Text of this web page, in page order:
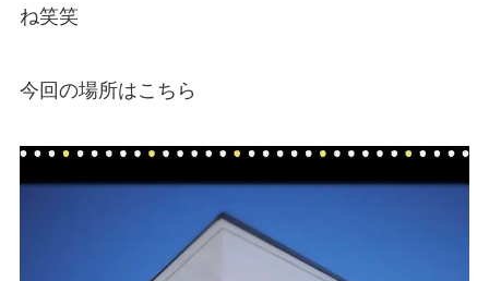
ね笑笑
今回の場所はこちら